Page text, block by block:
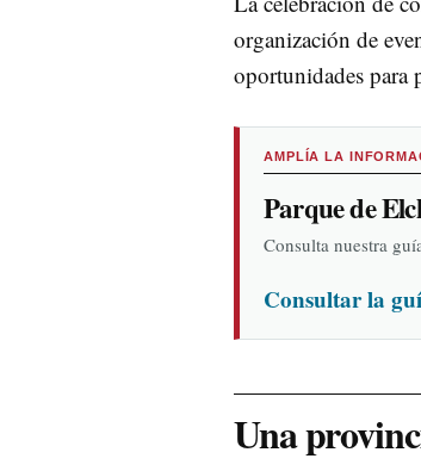
organización de
oportunidades para
AMPLÍA LA
Parque de
Consulta nuestra
Consultar la
Una